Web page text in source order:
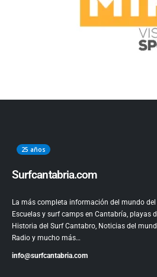
25 años
Surfcantabria.com
La más completa información del mundo
Escuelas y surf camps en Cantabría, playas
Historia del Surf Cantabro, Noticias del
Radio y mucho más…
info@surfcantabria.com